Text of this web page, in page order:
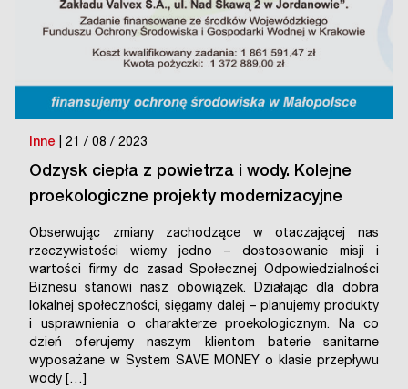
Inne | 21 / 08 / 2023
Odzysk ciepła z powietrza i wody. Kolejne
proekologiczne projekty modernizacyjne
Obserwując zmiany zachodzące w otaczającej nas
rzeczywistości wiemy jedno – dostosowanie misji i
wartości firmy do zasad Społecznej Odpowiedzialności
Biznesu stanowi nasz obowiązek. Działając dla dobra
lokalnej społeczności, sięgamy dalej – planujemy produkty
i usprawnienia o charakterze proekologicznym. Na co
dzień oferujemy naszym klientom baterie sanitarne
wyposażane w System SAVE MONEY o klasie przepływu
wody […]